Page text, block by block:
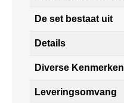
De set bestaat uit
Details
Diverse Kenmerken
Leveringsomvang